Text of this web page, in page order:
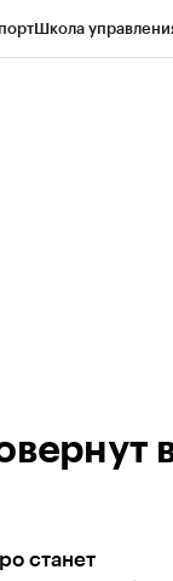
Школа
станет